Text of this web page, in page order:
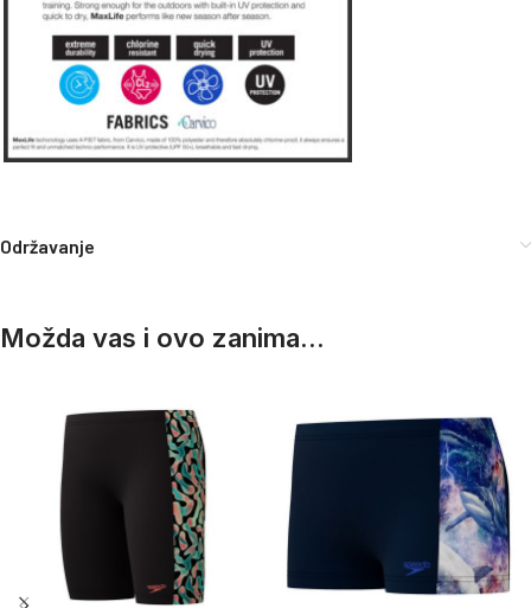
Održavanje
Možda vas i ovo zanima...